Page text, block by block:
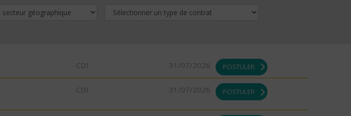
CDI 31/07/2026 POSTULER
CDI 31/07/2026 POSTULER